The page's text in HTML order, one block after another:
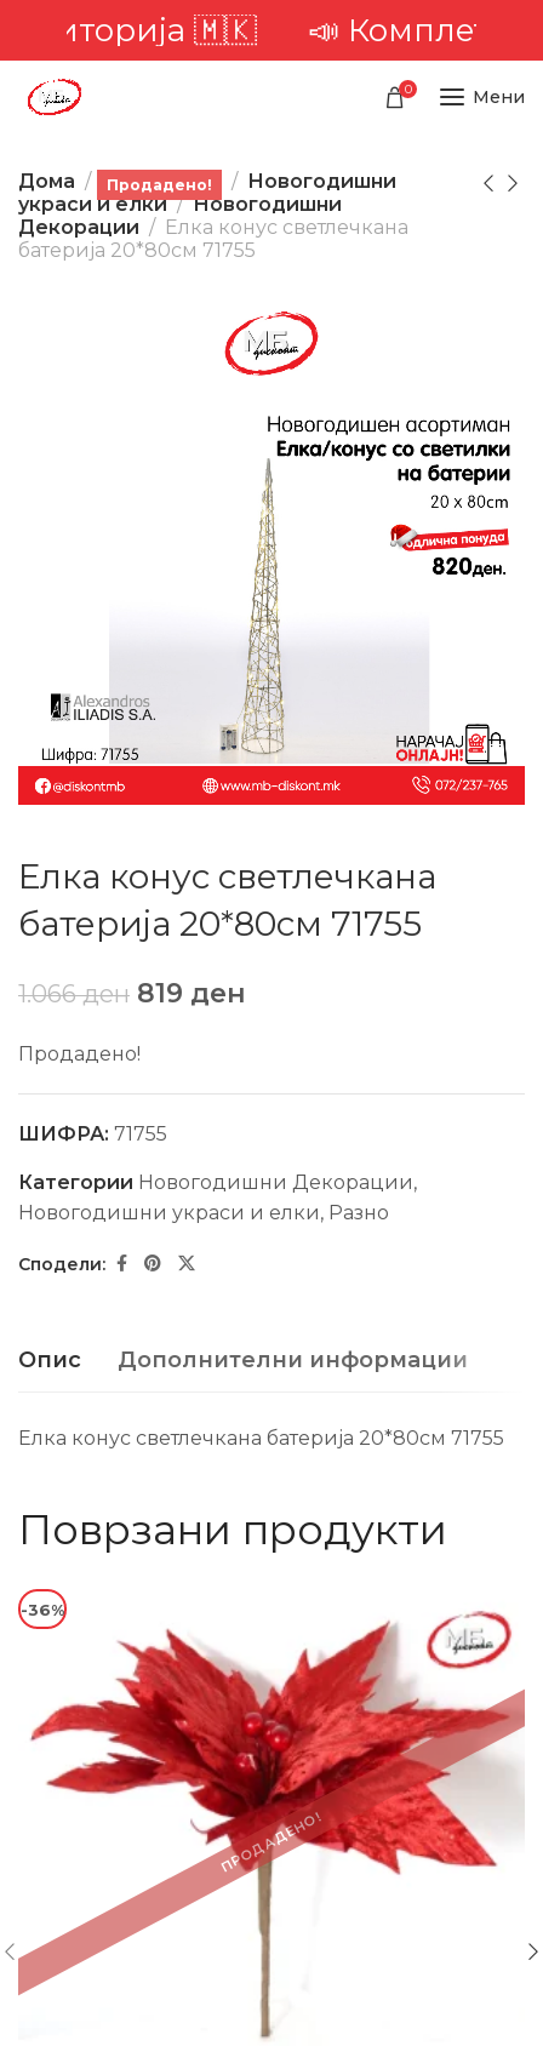
🇲🇰 📣 Комплетна
0 Мени
Дома Производи
Новогодишни
украси и елки
Новогодишни
Декорации
Елка конус светлечкана
батерија 20*80см 71755
Продадено!
Елка конус светлечкана
батерија 20*80см 71755
1.066ден 819 ден
Продадено!
ШИФРА: 71755
Категории Новогодишни Декорации,
Новогодишни украси и елки, Разно
Опис Дополнителни информации
Елка конус светлечкана батерија 20*80см 71755
Поврзани продукти
ПРОДАДЕНО!
-36%